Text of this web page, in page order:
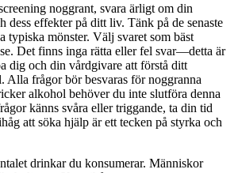
noggrant, svara ärligt om din
dess effekter på ditt liv. Tänk på de senaste
typiska mönster. Välj svaret som bäst
Det finns inga rätta eller fel svar—detta är
dig och din vårdgivare att förstå ditt
Alla frågor bör besvaras för noggranna
alkohol behöver du inte slutföra denna
känns svåra eller triggande, ta din tid
att söka hjälp är ett tecken på styrka och
drinkar du konsumerar. Människor